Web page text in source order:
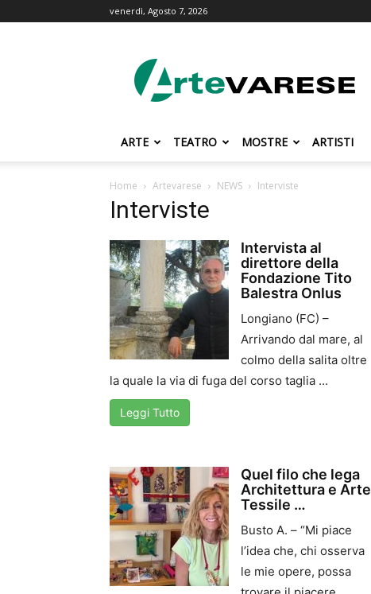
venerdì, Agosto 7, 2026
ARTE TEATRO MOSTRE ARTISTI
Home Artevarese NEWS Interviste
Interviste
Intervista al
direttore della
Fondazione Tito
Balestra Onlus
Longiano (FC) –
Arrivando dal mare, al
colmo della salita oltre
la quale la via di fuga del corso taglia ...
Leggi Tutto
Quel filo che lega
Architettura e Arte
Tessile …
Busto A. – “Mi piace
l’idea che, chi osserva
le mie opere, possa